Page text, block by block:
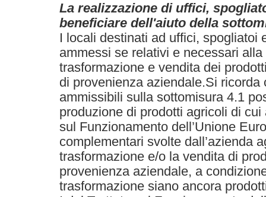
La realizzazione di uffici,
beneficiare dell'aiuto della
I locali destinati ad uffici, spogliatoi
ammessi se relativi e necessari
trasformazione e vendita dei
di provenienza aziendale.Si ricorda
ammissibili sulla sottomisura 4.1
produzione di prodotti agricoli di cui
sul Funzionamento dell’Unione
complementari svolte dall’azienda
trasformazione e/o la vendita di
provenienza aziendale, a
trasformazione siano ancora